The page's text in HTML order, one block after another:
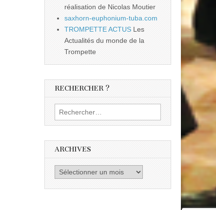
réalisation de Nicolas Moutier
saxhorn-euphonium-tuba.com
TROMPETTE ACTUS Les
Actualités du monde de la
Trompette
RECHERCHER ?
Rechercher :
ARCHIVES
Archives